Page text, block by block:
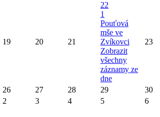
19 20 21
22
1
Pouťová
mše ve
Zvíkovci
Zobrazit
všechny
záznamy ze
dne
23
26 27 28 29
30
2 3 4 5 6